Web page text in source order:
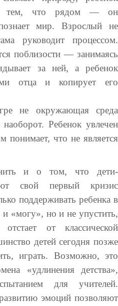
с тем, что рядом — он
мир. Взрослый не
руководит процессом.
поблизости — занимаясь
за ней, а ребенок
отца и копирует его
не окружающая среда
Ребенок увлечен
что не является
и о том, что дети-
свой первый кризис
поддерживать ребенка в
«могу», но и не упустить,
от классической
детей сегодня позже
играть. Возможно, это
«удлинения детства»,
для учителей.
эмоций позволяют